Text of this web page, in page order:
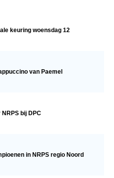
keuring woensdag 12
van Paemel
bij DPC
in NRPS regio Noord